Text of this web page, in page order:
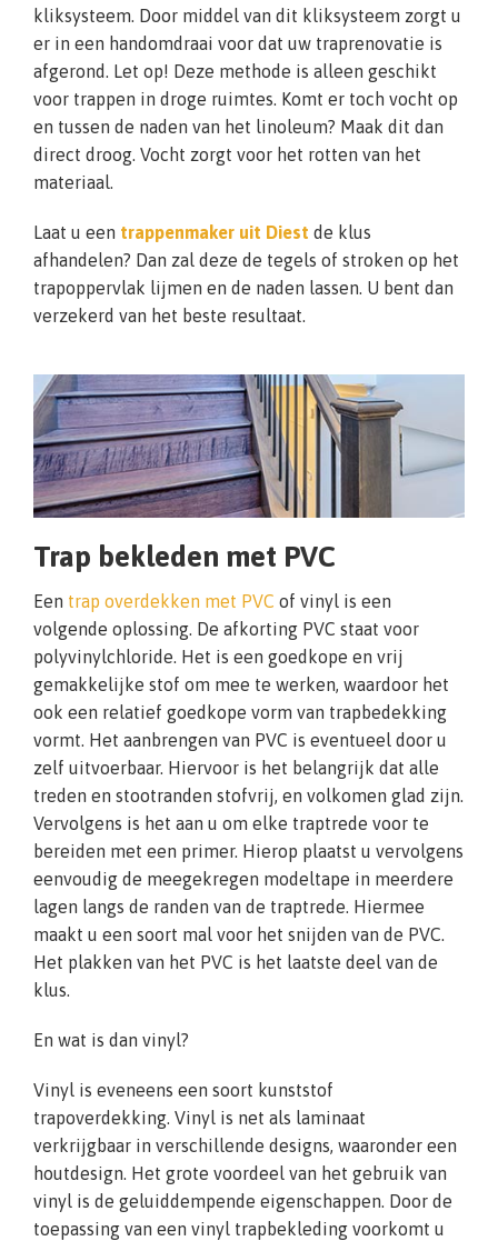
kliksysteem. Door middel van dit kliksysteem zorgt u
er in een handomdraai voor dat uw traprenovatie is
afgerond. Let op! Deze methode is alleen geschikt
voor trappen in droge ruimtes. Komt er toch vocht op
en tussen de naden van het linoleum? Maak dit dan
direct droog. Vocht zorgt voor het rotten van het
materiaal.
Laat u een trappenmaker uit Diest de klus
afhandelen? Dan zal deze de tegels of stroken op het
trapoppervlak lijmen en de naden lassen. U bent dan
verzekerd van het beste resultaat.
Trap bekleden met PVC
Een trap overdekken met PVC of vinyl is een
volgende oplossing. De afkorting PVC staat voor
polyvinylchloride. Het is een goedkope en vrij
gemakkelijke stof om mee te werken, waardoor het
ook een relatief goedkope vorm van trapbedekking
vormt. Het aanbrengen van PVC is eventueel door u
zelf uitvoerbaar. Hiervoor is het belangrijk dat alle
treden en stootranden stofvrij, en volkomen glad zijn.
Vervolgens is het aan u om elke traptrede voor te
bereiden met een primer. Hierop plaatst u vervolgens
eenvoudig de meegekregen modeltape in meerdere
lagen langs de randen van de traptrede. Hiermee
maakt u een soort mal voor het snijden van de PVC.
Het plakken van het PVC is het laatste deel van de
klus.
En wat is dan vinyl?
Vinyl is eveneens een soort kunststof
trapoverdekking. Vinyl is net als laminaat
verkrijgbaar in verschillende designs, waaronder een
houtdesign. Het grote voordeel van het gebruik van
vinyl is de geluiddempende eigenschappen. Door de
toepassing van een vinyl trapbekleding voorkomt u